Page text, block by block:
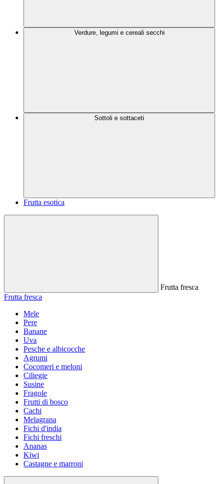
Verdure, legumi e cereali secchi
Sottoli e sottaceti
Frutta esotica
Frutta fresca
Frutta fresca
Mele
Pere
Banane
Uva
Pesche e albicocche
Agrumi
Cocomeri e meloni
Ciliegie
Susine
Fragole
Frutti di bosco
Cachi
Melagrana
Fichi d'india
Fichi freschi
Ananas
Kiwi
Castagne e marroni